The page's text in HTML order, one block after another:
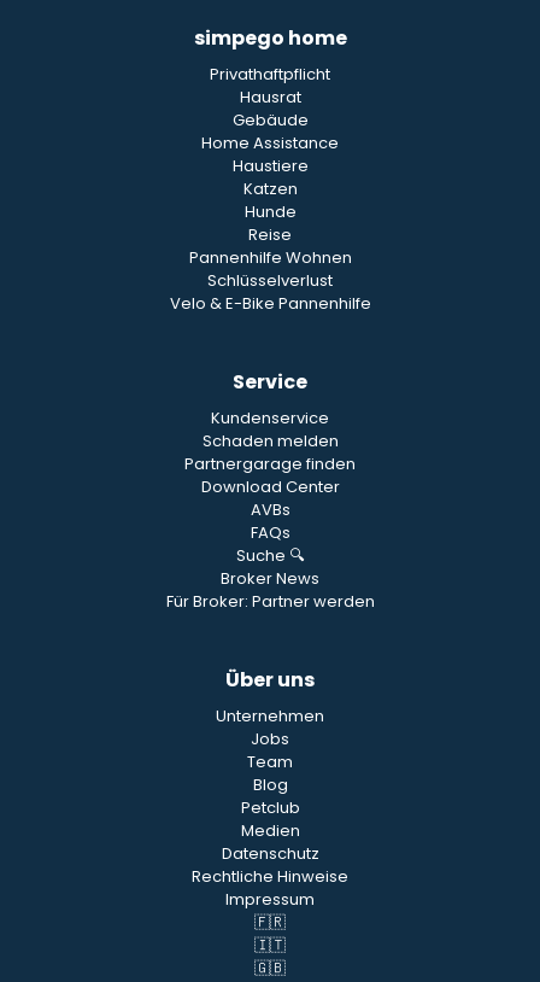
simpego home
Privathaftpflicht
Hausrat
Gebäude
Home Assistance
Haustiere
Katzen
Hunde
Reise
Pannenhilfe Wohnen
Schlüsselverlust
Velo & E-Bike Pannenhilfe
Service
Kundenservice
Schaden melden
Partnergarage finden
Download Center
AVBs
FAQs
Suche 🔍
Broker News
Für Broker: Partner werden
Über uns
Unternehmen
Jobs
Team
Blog
Petclub
Medien
Datenschutz
Rechtliche Hinweise
Impressum
🇫🇷
🇮🇹
🇬🇧